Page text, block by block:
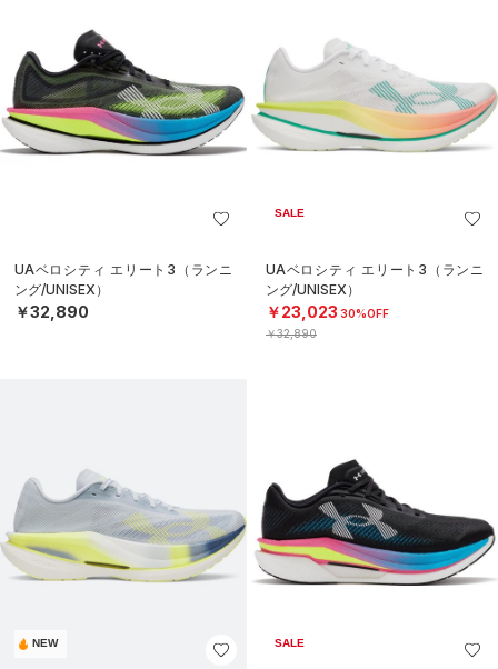
UAベロシティ エリート3（ランニ
ング/UNISEX）
￥32,890
SALE
UAベロシティ エリート3（ランニ
ング/UNISEX）
￥23,023 30%OFF
￥32,890
NEW SALE